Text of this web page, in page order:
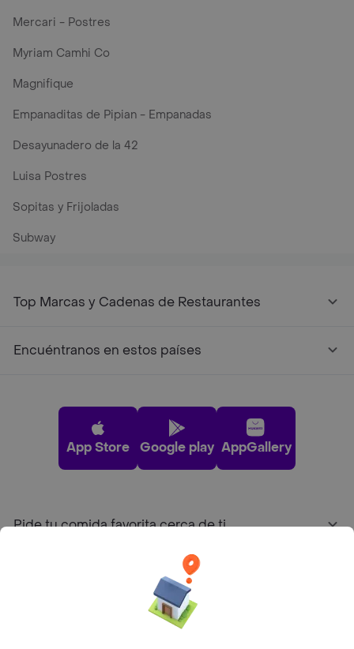
Mercari - Postres
Myriam Camhi Co
Magnifique
Empanaditas de Pipian - Empanadas
Desayunadero de la 42
Luisa Postres
Sopitas y Frijoladas
Subway
Top Marcas y Cadenas de Restaurantes
Encuéntranos en estos países
App Store Google play AppGallery
Pide tu comida favorita cerca de ti